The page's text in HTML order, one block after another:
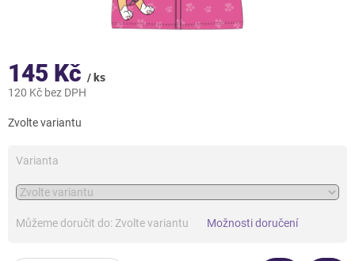
145 Kč / ks
120 Kč bez DPH
cena:
Zvolte variantu
Varianta
Můžeme doručit do: Zvolte variantu Možnosti doručení